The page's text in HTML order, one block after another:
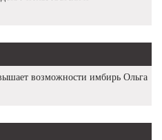
возможности имбирь Ольга